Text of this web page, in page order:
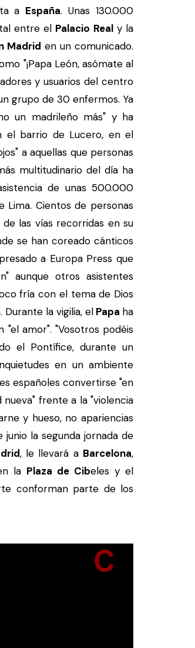
a España. Unas 130.000
entre el Palacio Realy la
Madrid en un comunicado.
"¡Papa León, asómate al
y usuarios del centro
grupo de 30 enfermos. Ya
un madrileño más" y ha
el barrio de Lucero, en el
a aquellas que personas
multitudinario del día ha
de unas 500.000
Lima. Cientos de personas
las vías recorridas en su
se han coreado cánticos
a Europa Press que
aunque otros asistentes
fría con el tema de Dios
la vigilia, el Papa ha
"el amor". "Vosotros podéis
el Pontífice, durante un
en un ambiente
españoles convertirse "en
nueva" frente a la "violencia
y hueso, no apariencias
la segunda jornada de
, le llevará a Barcelona,
la Plaza de Cibeles y el
conforman parte de los